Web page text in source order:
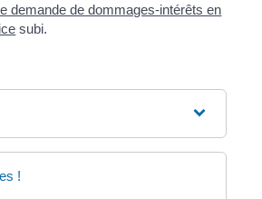
demande de dommages-intérêts en
subi.
!